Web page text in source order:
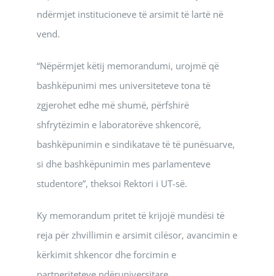
ndërmjet institucioneve të arsimit të lartë në
vend.
“Nëpërmjet këtij memorandumi, urojmë që
bashkëpunimi mes universiteteve tona të
zgjerohet edhe më shumë, përfshirë
shfrytëzimin e laboratorëve shkencorë,
bashkëpunimin e sindikatave të të punësuarve,
si dhe bashkëpunimin mes parlamenteve
studentore”, theksoi Rektori i UT-së.
Ky memorandum pritet të krijojë mundësi të
reja për zhvillimin e arsimit cilësor, avancimin e
kërkimit shkencor dhe forcimin e